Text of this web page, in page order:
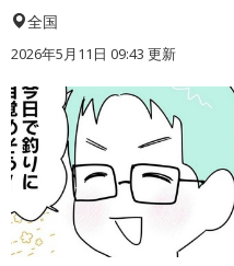
全国
2026年5月11日 09:43 更新